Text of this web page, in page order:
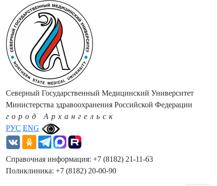
РУС ENG
Северный Государственный Медицинский Университет
Министерства здравоохранения Российской Федерации
город Архангельск
Справочная информация: +7 (8182) 21-11-63
Поликлиника: +7 (8182) 20-00-90